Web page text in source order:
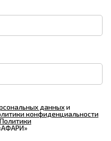
данныхи
конфиденциальности
Политики